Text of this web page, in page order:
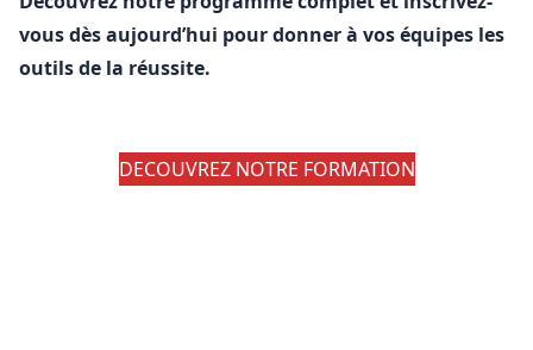
vous dès aujourd’hui pour donner à vos équipes les
outils de la réussite.
DECOUVREZ NOTRE FORMATION